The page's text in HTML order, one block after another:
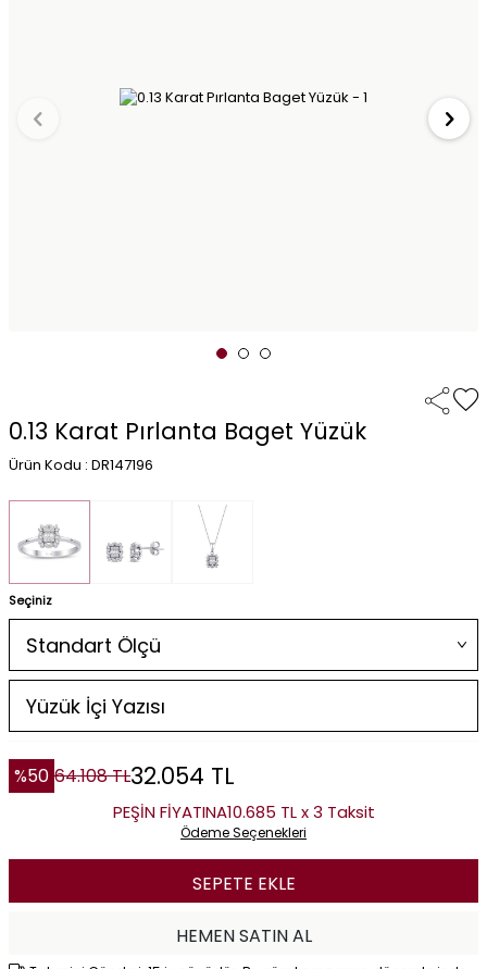
0.13 Karat Pırlanta Baget Yüzük
Ürün Kodu : DR147196
Seçiniz
%50 64.108TL32.054 TL
PEŞİN FİYATINA10.685 TL x 3 Taksit
Ödeme Seçenekleri
SEPETE EKLE
HEMEN SATIN AL